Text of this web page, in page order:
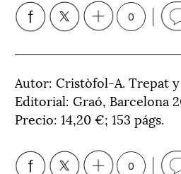
0
Autor: Cristòfol-A. Trepat y
Editorial: Graó, Barcelona
Precio: 14,20 €; 153 págs.
0